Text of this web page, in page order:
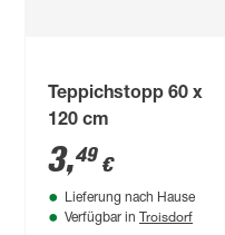
Teppichstopp 60 x
120 cm
3,49 €
Lieferung nach Hause
Verfügbar in Troisdorf